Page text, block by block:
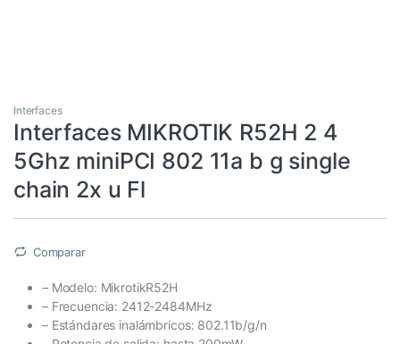
Interfaces
Interfaces MIKROTIK R52H 2 4
5Ghz miniPCI 802 11a b g single
chain 2x u Fl
Comparar
– Modelo: MikrotikR52H
– Frecuencia: 2412-2484MHz
– Estándares inalámbricos: 802.11b/g/n